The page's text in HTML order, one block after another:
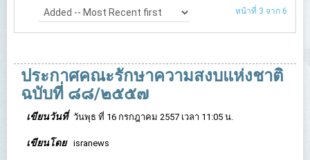
หน้าที่ 3 จาก 6
ประกาศคณะรักษาความสงบแห่งชาติ
ฉบับที่ ๘๘/๒๕๕๗
เขียนวันที่ วันพุธ ที่ 16 กรกฎาคม 2557 เวลา 11:05 น.
เขียนโดย isranews